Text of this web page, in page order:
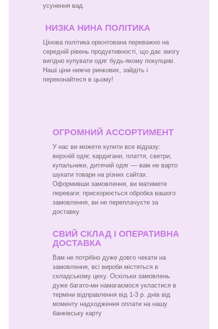
усунення вад.
НИЗКА НИНА ПОЛІТИКА
Цінова політика орієнтована переважно на
середній рівень продуктивності, що дає змогу
вигідно купувати одяг будь-якому покупцеві.
Наші ціни нижче ринкових, зайдіть і
переконайтеся в цьому!
ОГРОМНИЙ АССОРТИМЕНТ
У нас ви можете купити все відразу:
верхній одяг, кардигани, плаття, светри,
купальники, дитячий одяг — вам не варто
шукати товари на різних сайтах.
Оформивши замовлення, ви матимете
переваги: прискорюється обробка вашого
замовлення, ви не переплачуєте за
доставку.
СВИЙ СКЛАД І ОПЕРАТИВНА
ДОСТАВКА
Вам не потрібно дуже довго чекати на
замовлення, всі вироби містяться в
складському цеху. Оскільки замовлень
дуже багато-ми намагаємося укластися в
терміни відправлення від 1-3 р. днів від
моменту надходження оплати на нашу
банківську карту